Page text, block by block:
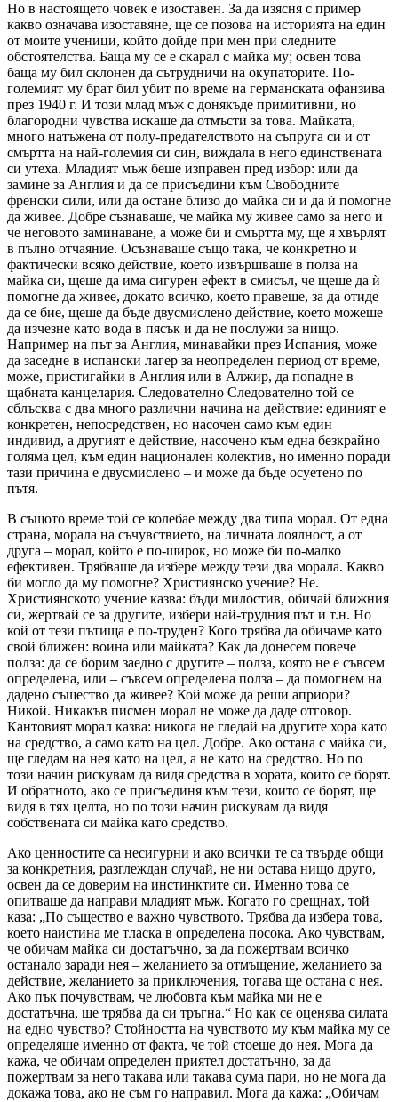
Но в настоящето човек е изоставен. За да изясня с пример
какво означава изоставяне, ще се позова на историята на един
от моите ученици, който дойде при мен при следните
обстоятелства. Баща му се е скарал с майка му; освен това
баща му бил склонен да сътрудничи на окупаторите. По-
големият му брат бил убит по време на германската офанзива
през 1940 г. И този млад мъж с донякъде примитивни, но
благородни чувства искаше да отмъсти за това. Майката,
много натъжена от полу-предателството на съпруга си и от
смъртта на най-големия си син, виждала в него единствената
си утеха. Младият мъж беше изправен пред избор: или да
замине за Англия и да се присъедини към Свободните
френски сили, или да остане близо до майка си и да ѝ помогне
да живее. Добре съзнаваше, че майка му живее само за него и
че неговото заминаване, а може би и смъртта му, ще я хвърлят
в пълно отчаяние. Осъзнаваше също така, че конкретно и
фактически всяко действие, което извършваше в полза на
майка си, щеше да има сигурен ефект в смисъл, че щеше да ѝ
помогне да живее, докато всичко, което правеше, за да отиде
да се бие, щеше да бъде двусмислено действие, което можеше
да изчезне като вода в пясък и да не послужи за нищо.
Например на път за Англия, минавайки през Испания, може
да заседне в испански лагер за неопределен период от време,
може, пристигайки в Англия или в Алжир, да попадне в
щабната канцелария. Следователно Следователно той се
сблъсква с два много различни начина на действие: единият е
конкретен, непосредствен, но насочен само към един
индивид, а другият е действие, насочено към една безкрайно
голяма цел, към един национален колектив, но именно поради
тази причина е двусмислено – и може да бъде осуетено по
пътя.
В същото време той се колебае между два типа морал. От една
страна, морала на съчувствието, на личната лоялност, а от
друга – морал, който е по-широк, но може би по-малко
ефективен. Трябваше да избере между тези два морала. Какво
би могло да му помогне? Християнско учение? Не.
Християнското учение казва: бъди милостив, обичай ближния
си, жертвай се за другите, избери най-трудния път и т.н. Но
кой от тези пътища е по-труден? Кого трябва да обичаме като
свой ближен: воина или майката? Как да донесем повече
полза: да се борим заедно с другите – полза, която не е съвсем
определена, или – съвсем определена полза – да помогнем на
дадено същество да живее? Кой може да реши априори?
Никой. Никакъв писмен морал не може да даде отговор.
Кантовият морал казва: никога не гледай на другите хора като
на средство, а само като на цел. Добре. Ако остана с майка си,
ще гледам на нея като на цел, а не като на средство. Но по
този начин рискувам да видя средства в хората, които се борят.
И обратното, ако се присъединя към тези, които се борят, ще
видя в тях целта, но по този начин рискувам да видя
собствената си майка като средство.
Ако ценностите са несигурни и ако всички те са твърде общи
за конкретния, разглеждан случай, не ни остава нищо друго,
освен да се доверим на инстинктите си. Именно това се
опитваше да направи младият мъж. Когато го срещнах, той
каза: „По същество е важно чувството. Трябва да избера това,
което наистина ме тласка в определена посока. Ако чувствам,
че обичам майка си достатъчно, за да пожертвам всичко
останало заради нея – желанието за отмъщение, желанието за
действие, желанието за приключения, тогава ще остана с нея.
Ако пък почувствам, че любовта към майка ми не е
достатъчна, ще трябва да си тръгна.“ Но как се оценява силата
на едно чувство? Стойността на чувството му към майка му се
определяше именно от факта, че той стоеше до нея. Мога да
кажа, че обичам определен приятел достатъчно, за да
пожертвам за него такава или такава сума пари, но не мога да
докажа това, ако не съм го направил. Мога да кажа: „Обичам